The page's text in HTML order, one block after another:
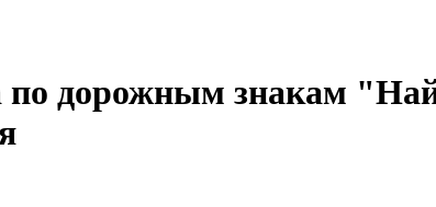
по дорожным знакам